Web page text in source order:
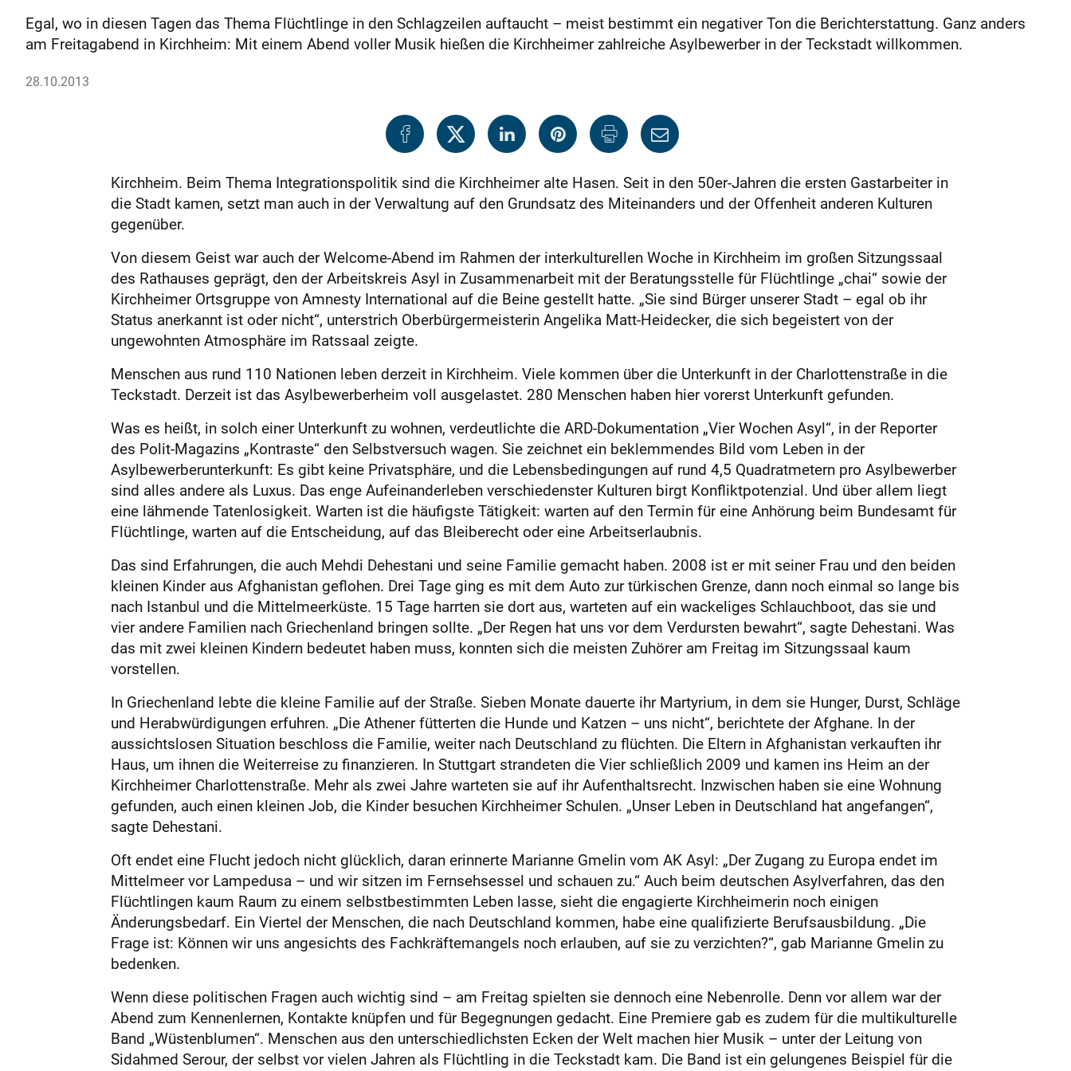
Egal, wo in diesen Tagen das Thema Flüchtlinge in den Schlagzeilen auftaucht – meist bestimmt ein negativer Ton die Berichterstattung. Ganz anders
am Freitagabend in Kirchheim: Mit einem Abend voller Musik hießen die Kirchheimer zahlreiche Asylbewerber in der Teckstadt willkommen.
28.10.2013
Kirchheim. Beim Thema Integrationspolitik sind die Kirchheimer alte Hasen. Seit in den 50er-Jahren die ersten Gastarbeiter in
die Stadt kamen, setzt man auch in der Verwaltung auf den Grundsatz des Miteinanders und der Offenheit anderen Kulturen
gegenüber.
Von diesem Geist war auch der Welcome-Abend im Rahmen der interkulturellen Woche in Kirchheim im großen Sitzungssaal
des Rathauses geprägt, den der Arbeitskreis Asyl in Zusammenarbeit mit der Beratungsstelle für Flüchtlinge „chai“ sowie der
Kirchheimer Ortsgruppe von Amnesty International auf die Beine gestellt hatte. „Sie sind Bürger unserer Stadt – egal ob ihr
Status anerkannt ist oder nicht“, unterstrich Oberbürgermeisterin Angelika Matt-Heidecker, die sich begeistert von der
ungewohnten Atmosphäre im Ratssaal zeigte.
Menschen aus rund 110 Nationen leben derzeit in Kirchheim. Viele kommen über die Unterkunft in der Charlottenstraße in die
Teckstadt. Derzeit ist das Asylbewerberheim voll ausgelastet. 280 Menschen haben hier vorerst Unterkunft gefunden.
Was es heißt, in solch einer Unterkunft zu wohnen, verdeutlichte die ARD-Dokumentation „Vier Wochen Asyl“, in der Reporter
des Polit-Magazins „Kontraste“ den Selbstversuch wagen. Sie zeichnet ein beklemmendes Bild vom Leben in der
Asylbewerberunterkunft: Es gibt keine Privatsphäre, und die Lebensbedingungen auf rund 4,5 Quadratmetern pro Asylbewerber
sind alles andere als Luxus. Das enge Aufeinanderleben verschiedenster Kulturen birgt Konfliktpotenzial. Und über allem liegt
eine lähmende Tatenlosigkeit. Warten ist die häufigste Tätigkeit: warten auf den Termin für eine Anhörung beim Bundesamt für
Flüchtlinge, warten auf die Entscheidung, auf das Bleiberecht oder eine Arbeitserlaubnis.
Das sind Erfahrungen, die auch Mehdi Dehestani und seine Familie gemacht haben. 2008 ist er mit seiner Frau und den beiden
kleinen Kinder aus Afghanistan geflohen. Drei Tage ging es mit dem Auto zur türkischen Grenze, dann noch einmal so lange bis
nach Istanbul und die Mittelmeerküste. 15 Tage harrten sie dort aus, warteten auf ein wackeliges Schlauchboot, das sie und
vier andere Familien nach Griechenland bringen sollte. „Der Regen hat uns vor dem Verdursten bewahrt“, sagte Dehestani. Was
das mit zwei kleinen Kindern bedeutet haben muss, konnten sich die meisten Zuhörer am Freitag im Sitzungssaal kaum
vorstellen.
In Griechenland lebte die kleine Familie auf der Straße. Sieben Monate dauerte ihr Martyrium, in dem sie Hunger, Durst, Schläge
und Herabwürdigungen erfuhren. „Die Athener fütterten die Hunde und Katzen – uns nicht“, berichtete der Afghane. In der
aussichtslosen Situation beschloss die Familie, weiter nach Deutschland zu flüchten. Die Eltern in Afghanistan verkauften ihr
Haus, um ihnen die Weiterreise zu finanzieren. In Stuttgart strandeten die Vier schließlich 2009 und kamen ins Heim an der
Kirchheimer Charlottenstraße. Mehr als zwei Jahre warteten sie auf ihr Aufenthaltsrecht. Inzwischen haben sie eine Wohnung
gefunden, auch einen kleinen Job, die Kinder besuchen Kirchheimer Schulen. „Unser Leben in Deutschland hat angefangen“,
sagte Dehestani.
Oft endet eine Flucht jedoch nicht glücklich, daran erinnerte Marianne Gmelin vom AK Asyl: „Der Zugang zu Europa endet im
Mittelmeer vor Lampedusa – und wir sitzen im Fernsehsessel und schauen zu.“ Auch beim deutschen Asylverfahren, das den
Flüchtlingen kaum Raum zu einem selbstbestimmten Leben lasse, sieht die engagierte Kirchheimerin noch einigen
Änderungsbedarf. Ein Viertel der Menschen, die nach Deutschland kommen, habe eine qualifizierte Berufsausbildung. „Die
Frage ist: Können wir uns angesichts des Fachkräftemangels noch erlauben, auf sie zu verzichten?“, gab Marianne Gmelin zu
bedenken.
Wenn diese politischen Fragen auch wichtig sind – am Freitag spielten sie dennoch eine Nebenrolle. Denn vor allem war der
Abend zum Kennenlernen, Kontakte knüpfen und für Begegnungen gedacht. Eine Premiere gab es zudem für die multikulturelle
Band „Wüstenblumen“. Menschen aus den unterschiedlichsten Ecken der Welt machen hier Musik – unter der Leitung von
Sidahmed Serour, der selbst vor vielen Jahren als Flüchtling in die Teckstadt kam. Die Band ist ein gelungenes Beispiel für die